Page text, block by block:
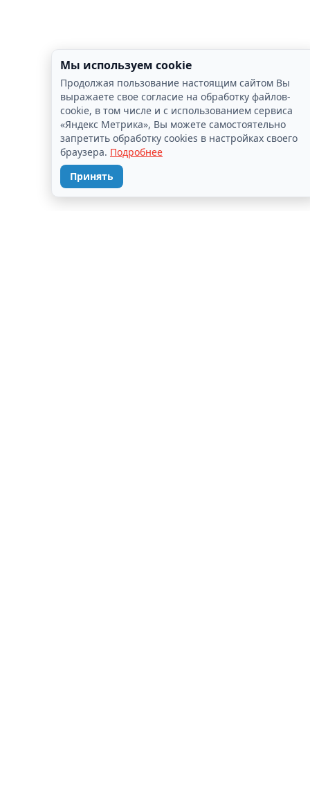
Мы используем cookie
Продолжая пользование настоящим сайтом Вы
выражаете свое согласие на обработку файлов-
cookie, в том числе и с использованием сервиса
«Яндекс Метрика», Вы можете самостоятельно
запретить обработку cookies в настройках своего
браузера. Подробнее
Принять